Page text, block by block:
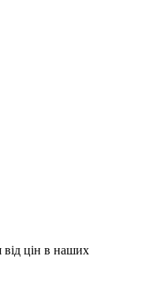
від цін в наших